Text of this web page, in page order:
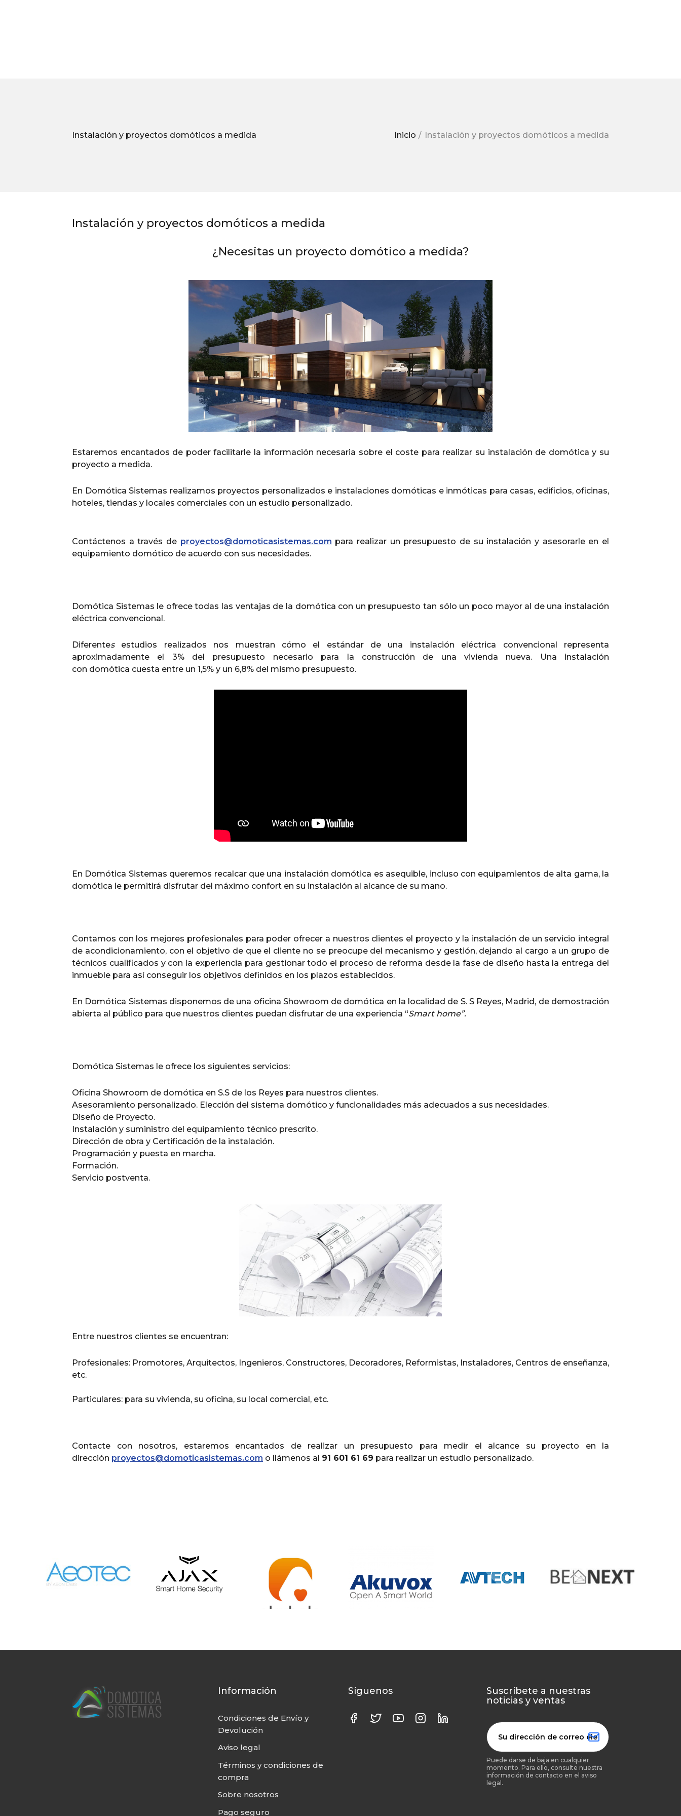
Instalación y proyectos domóticos a medida Inicio Instalación y proyectos domóticos a medida
Instalación y proyectos domóticos a medida
¿Necesitas un proyecto domótico a medida?
Estaremos encantados de poder facilitarle la información necesaria sobre el coste para realizar su instalación de domótica y su
proyecto a medida.
En Domótica Sistemas realizamos proyectos personalizados e instalaciones domóticas e inmóticas para casas, edificios, oficinas,
hoteles, tiendas y locales comerciales con un estudio personalizado.
Contáctenos a través de proyectos@domoticasistemas.com para realizar un presupuesto de su instalación y asesorarle en el
equipamiento domótico de acuerdo con sus necesidades.
Domótica Sistemas le ofrece todas las ventajas de la domótica con un presupuesto tan sólo un poco mayor al de una instalación
eléctrica convencional.
Diferentesestudios realizados nos muestran cómo el estándar de una instalación eléctrica convencional representa
aproximadamente el 3% del presupuesto necesario para la construcción de una vivienda nueva. Una instalación
con domótica cuesta entre un 1,5% y un 6,8% del mismo presupuesto.
En Domótica Sistemas queremos recalcar que una instalación domótica es asequible, incluso con equipamientos de alta gama, la
domótica le permitirá disfrutar del máximo confort en su instalación al alcance de su mano.
Contamos con los mejores profesionales para poder ofrecer a nuestros clientes el proyecto y la instalación de un servicio integral
de acondicionamiento, con el objetivo de que el cliente no se preocupe del mecanismo y gestión, dejando al cargo a un grupo de
técnicos cualificados y con la experiencia para gestionar todo el proceso de reforma desde la fase de diseño hasta la entrega del
inmueble para así conseguir los objetivos definidos en los plazos establecidos.
En Domótica Sistemas disponemos de una oficina Showroom de domótica en la localidad de S. S Reyes, Madrid, de demostración
abierta al público para que nuestros clientes puedan disfrutar de una experiencia “Smart home”.
Domótica Sistemas le ofrece los siguientes servicios:
Oficina Showroom de domótica en S.S de los Reyes para nuestros clientes.
Asesoramiento personalizado. Elección del sistema domótico y funcionalidades más adecuados a sus necesidades.
Diseño de Proyecto.
Instalación y suministro del equipamiento técnico prescrito.
Dirección de obra y Certificación de la instalación.
Programación y puesta en marcha.
Formación.
Servicio postventa.
Entre nuestros clientes se encuentran:
Profesionales: Promotores, Arquitectos, Ingenieros, Constructores, Decoradores, Reformistas, Instaladores, Centros de enseñanza,
etc.
Particulares: para su vivienda, su oficina, su local comercial, etc.
Contacte con nosotros, estaremos encantados de realizar un presupuesto para medir el alcance su proyecto en la
dirección proyectos@domoticasistemas.com o llámenos al 91 601 61 69 para realizar un estudio personalizado.
Información
Condiciones de Envío y
Devolución
Aviso legal
Términos y condiciones de
compra
Sobre nosotros
Pago seguro
Síguenos
Suscríbete a nuestras
noticias y ventas
Puede darse de baja en cualquier
momento. Para ello, consulte nuestra
información de contacto en el aviso
legal.